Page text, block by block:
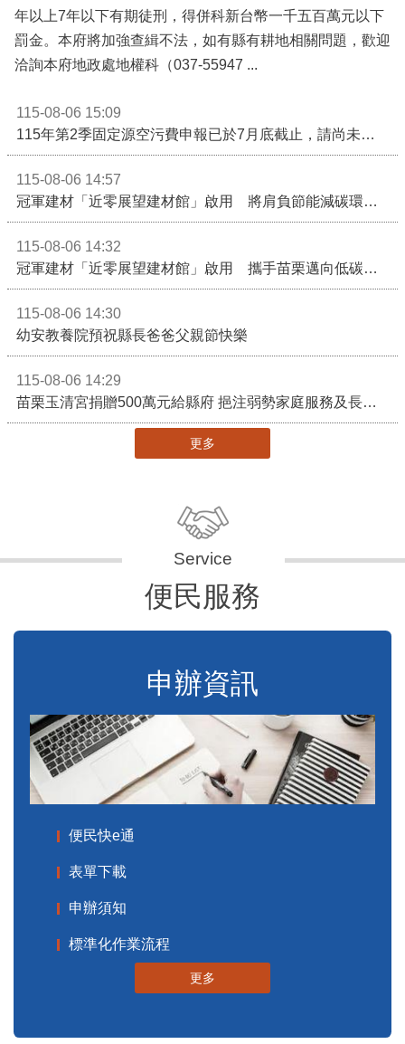
年以上7年以下有期徒刑，得併科新台幣一千五百萬元以下
罰金。本府將加強查緝不法，如有縣有耕地相關問題，歡迎
洽詢本府地政處地權科（037-55947 ...
115-08-06 15:09
115年第2季固定源空污費申報已於7月底截止，請尚未申報公私場所儘速完成申繳，以免面臨滯納金及罰鍰!
115-08-06 14:57
冠軍建材「近零展望建材館」啟用 將肩負節能減碳環境教育重任
115-08-06 14:32
冠軍建材「近零展望建材館」啟用 攜手苗栗邁向低碳建築新未來
115-08-06 14:30
幼安教養院預祝縣長爸爸父親節快樂
115-08-06 14:29
苗栗玉清宮捐贈500萬元給縣府 挹注弱勢家庭服務及長照醫療資源
更多
便民服務
申辦資訊
便民快e通
表單下載
申辦須知
標準化作業流程
更多